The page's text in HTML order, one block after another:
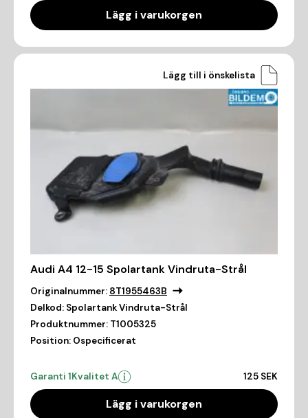
Lägg i varukorgen
Lägg till i önskelista
Audi A4 12-15 Spolartank Vindruta-Strål
Originalnummer: 8T1955463B
Delkod: Spolartank Vindruta-Strål
Produktnummer: T1005325
Position: Ospecificerat
Garanti 1Kvalitet A 125 SEK
Lägg i varukorgen